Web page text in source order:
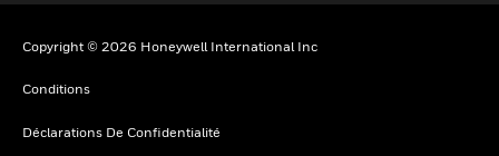
Copyright © 2026 Honeywell International Inc
Conditions
Déclarations De Confidentialité